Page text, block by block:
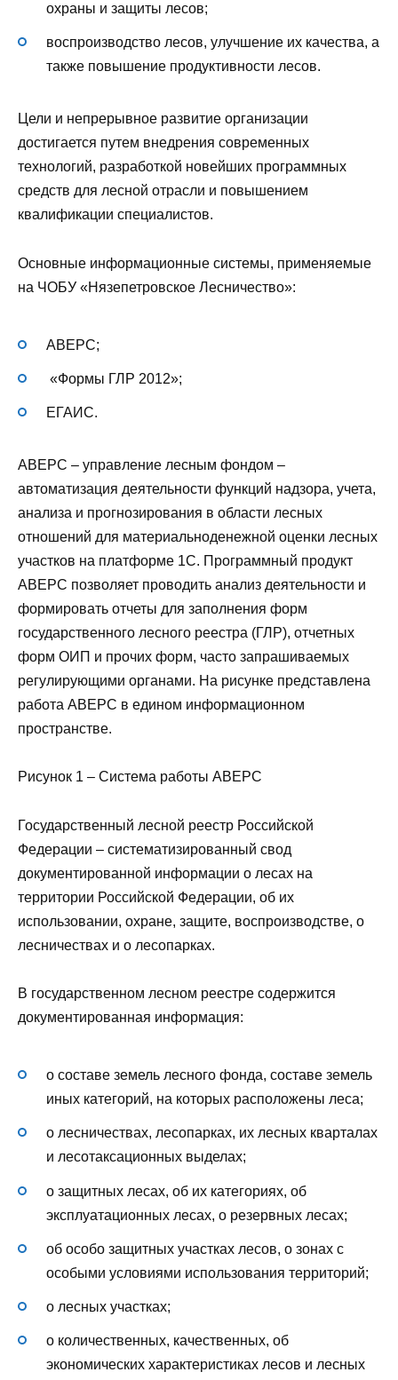
охраны и защиты лесов;
воспроизводство лесов, улучшение их качества, а
также повышение продуктивности лесов.
Цели и непрерывное развитие организации
достигается путем внедрения современных
технологий, разработкой новейших программных
средств для лесной отрасли и повышением
квалификации специалистов.
Основные информационные системы, применяемые
на ЧОБУ «Нязепетровское Лесничество»:
АВЕРС;
«Формы ГЛР 2012»;
ЕГАИС.
АВЕРС – управление лесным фондом –
автоматизация деятельности функций надзора, учета,
анализа и прогнозирования в области лесных
отношений для материальноденежной оценки лесных
участков на платформе 1С. Программный продукт
АВЕРС позволяет проводить анализ деятельности и
формировать отчеты для заполнения форм
государственного лесного реестра (ГЛР), отчетных
форм ОИП и прочих форм, часто запрашиваемых
регулирующими органами. На рисунке представлена
работа АВЕРС в едином информационном
пространстве.
Рисунок 1 – Система работы АВЕРС
Государственный лесной реестр Российской
Федерации – систематизированный свод
документированной информации о лесах на
территории Российской Федерации, об их
использовании, охране, защите, воспроизводстве, о
лесничествах и о лесопарках.
В государственном лесном реестре содержится
документированная информация:
о составе земель лесного фонда, составе земель
иных категорий, на которых расположены леса;
о лесничествах, лесопарках, их лесных кварталах
и лесотаксационных выделах;
о защитных лесах, об их категориях, об
эксплуатационных лесах, о резервных лесах;
об особо защитных участках лесов, о зонах с
особыми условиями использования территорий;
о лесных участках;
о количественных, качественных, об
экономических характеристиках лесов и лесных